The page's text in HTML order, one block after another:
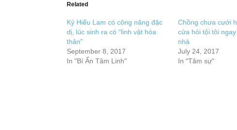
Related
Kỷ Hiểu Lam có công năng đặc
dị, lúc sinh ra có “linh vật hóa
thân”
September 8, 2017
In "Bí Ẩn Tâm Linh"
Chồng chưa cưới
cửa hỏi tội tôi
nhà
July 24, 2017
In "Tâm sự"